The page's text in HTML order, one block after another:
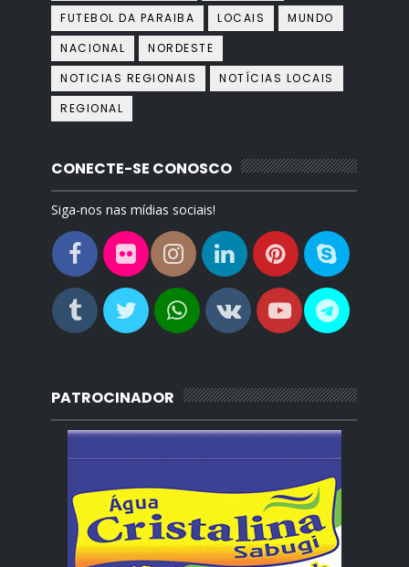
FUTEBOL DA PARAIBA
LOCAIS
MUNDO
NACIONAL
NORDESTE
NOTICIAS REGIONAIS
NOTÍCIAS LOCAIS
REGIONAL
CONECTE-SE CONOSCO
Siga-nos nas mídias sociais!
PATROCINADOR